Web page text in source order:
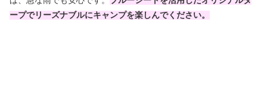
ープでリーズナブルにキャンプを楽しんでください。